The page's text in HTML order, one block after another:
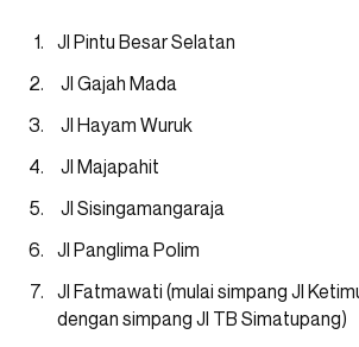
Jl Pintu Besar Selatan
Jl Gajah Mada
Jl Hayam Wuruk
Jl Majapahit
Jl Sisingamangaraja
Jl Panglima Polim
Jl Fatmawati (mulai simpang Jl
dengan simpang Jl TB Simatupang)